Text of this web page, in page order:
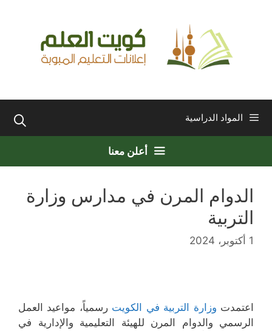
المواد الدراسية
أعلن معنا
الدوام المرن في مدارس وزارة
التربية
1 أكتوبر، 2024
اعتمدت وزارة التربية في الكويت رسمياً، مواعيد العمل
الرسمي والدوام المرن للهيئة التعليمية والإدارية‬ في